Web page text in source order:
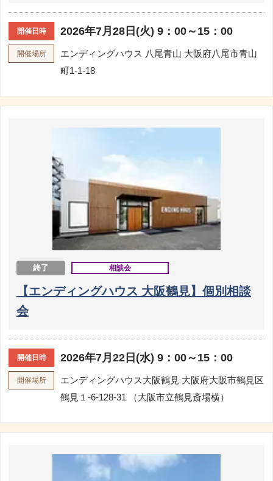
開催日時 2026年7月28日(火) 9：00～15：00
開催場所 エンディングハウス 八尾青山 大阪府八尾市青山
町1-1-18
終了 相談会
【エンディングハウス 大阪鶴見】個別相談
会
開催日時 2026年7月22日(水) 9：00～15：00
開催場所 エンディングハウス大阪鶴見 大阪府大阪市鶴見区
鶴見１-6-128-31 （大阪市立鶴見斎場横）